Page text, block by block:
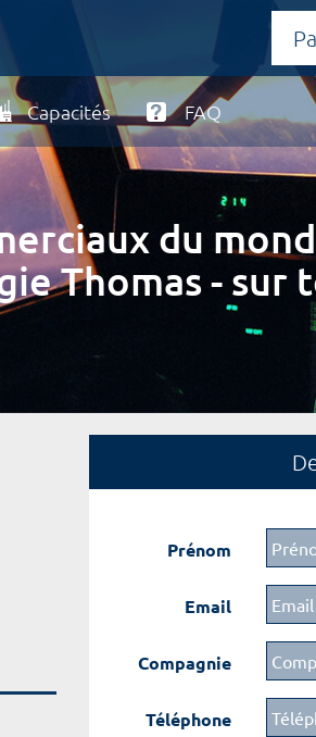
Capacités FAQ
du
Thomas - sur
Prénom
Email
Compagnie
Téléphone